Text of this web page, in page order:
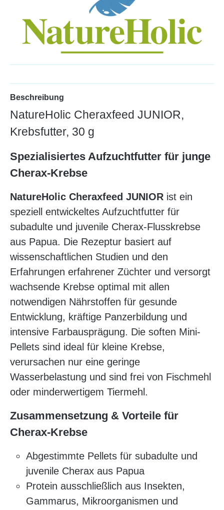
Beschreibung
NatureHolic Cheraxfeed JUNIOR,
Krebsfutter, 30 g
Spezialisiertes Aufzuchtfutter für junge
Cherax-Krebse
NatureHolic Cheraxfeed JUNIOR ist ein
speziell entwickeltes Aufzuchtfutter für
subadulte und juvenile Cherax-Flusskrebse
aus Papua. Die Rezeptur basiert auf
wissenschaftlichen Studien und den
Erfahrungen erfahrener Züchter und versorgt
wachsende Krebse optimal mit allen
notwendigen Nährstoffen für gesunde
Entwicklung, kräftige Panzerbildung und
intensive Farbausprägung. Die soften Mini-
Pellets sind ideal für kleine Krebse,
verursachen nur eine geringe
Wasserbelastung und sind frei von Fischmehl
oder minderwertigem Tiermehl.
Zusammensetzung & Vorteile für
Cherax-Krebse
Abgestimmte Pellets für subadulte und
juvenile Cherax aus Papua
Protein ausschließlich aus Insekten,
Gammarus, Mikroorganismen und